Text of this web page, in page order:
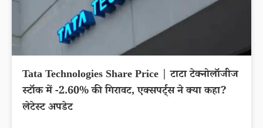
Tata Technologies Share Price | टाटा टेक्नोलॉजीज
स्टॉक में -2.60% की गिरावट, एक्सपर्ट्स ने क्या कहा?
लेटेस्ट अपडेट